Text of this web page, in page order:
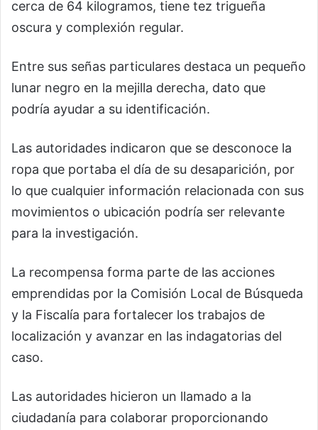
cerca de 64 kilogramos, tiene tez trigueña
oscura y complexión regular.
Entre sus señas particulares destaca un pequeño
lunar negro en la mejilla derecha, dato que
podría ayudar a su identificación.
Las autoridades indicaron que se desconoce la
ropa que portaba el día de su desaparición, por
lo que cualquier información relacionada con sus
movimientos o ubicación podría ser relevante
para la investigación.
La recompensa forma parte de las acciones
emprendidas por la Comisión Local de Búsqueda
y la Fiscalía para fortalecer los trabajos de
localización y avanzar en las indagatorias del
caso.
Las autoridades hicieron un llamado a la
ciudadanía para colaborar proporcionando